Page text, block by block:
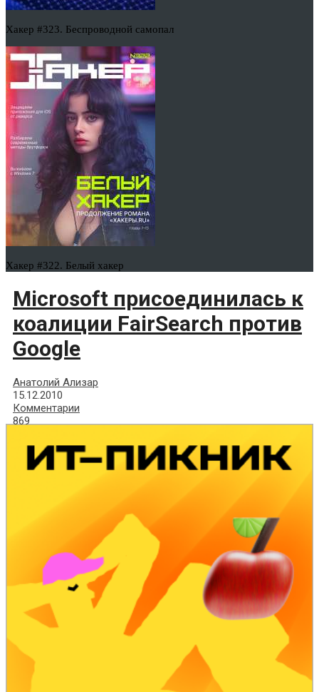
Хакер #323. Беспроводной самопал
Хакер #322. Белый хакер
Microsoft присоединилась к
коалиции FairSearch против
Google
Анатолий Ализар
15.12.2010
Комментарии
869